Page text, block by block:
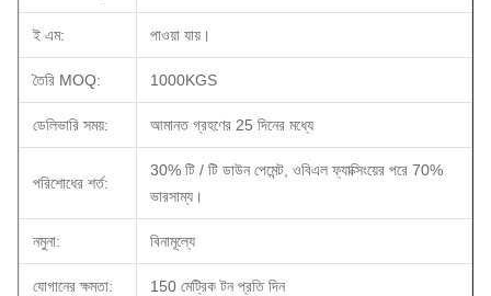
ই এম: পাওয়া যায়।
তৈরি MOQ: 1000KGS
ডেলিভারি সময়: আমানত গ্রহণের 25 দিনের মধ্যে
পরিশোধের শর্ত:
30% টি / টি ডাউন পেমেন্ট, ওবিএল ফ্যাক্সিংয়ের পরে 70%
ভারসাম্য।
নমুনা: বিনামূল্যে
যোগানের ক্ষমতা: 150 মেট্রিক টন প্রতি দিন